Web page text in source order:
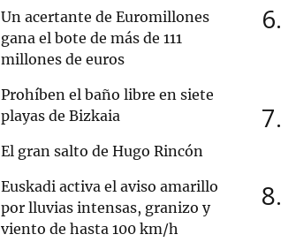
Un acertante de Euromillones
gana el bote de más de 111
millones de euros
Prohíben el baño libre en siete
playas de Bizkaia
El gran salto de Hugo Rincón
Euskadi activa el aviso amarillo
por lluvias intensas, granizo y
viento de hasta 100 km/h
6
7
8